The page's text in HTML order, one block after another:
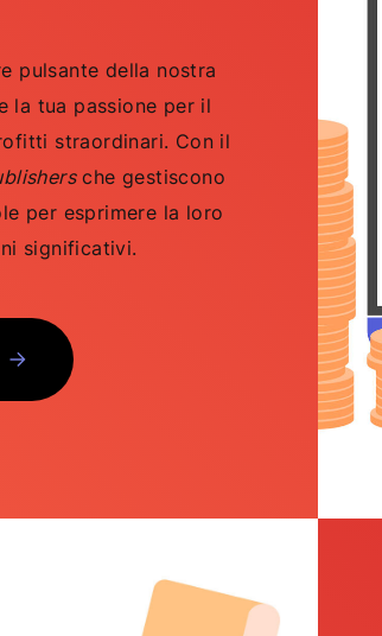
pulsante della nostra
la tua passione per il
straordinari. Con il
che gestiscono
per esprimere la loro
significativi.